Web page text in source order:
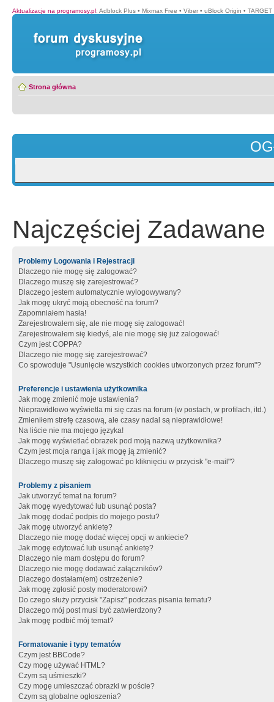
Aktualizacje na programosy.pl: Adblock Plus • Mixmax Free • Viber • uBlock Origin •
Strona główna
Najczęściej Zadawane
Problemy Logowania i Rejestracji
Dlaczego nie mogę się zalogować?
Dlaczego muszę się zarejestrować?
Dlaczego jestem automatycznie wylogowywany?
Jak mogę ukryć moją obecność na forum?
Zapomniałem hasła!
Zarejestrowałem się, ale nie mogę się zalogować!
Zarejestrowałem się kiedyś, ale nie mogę się już zalogować!
Czym jest COPPA?
Dlaczego nie mogę się zarejestrować?
Co spowoduje "Usunięcie wszystkich cookies utworzonych przez forum"?
Preferencje i ustawienia użytkownika
Jak mogę zmienić moje ustawienia?
Nieprawidłowo wyświetla mi się czas na forum (w postach, w profilach, itd.)
Zmieniłem strefę czasową, ale czasy nadal są nieprawidłowe!
Na liście nie ma mojego języka!
Jak mogę wyświetlać obrazek pod moją nazwą użytkownika?
Czym jest moja ranga i jak mogę ją zmienić?
Dlaczego muszę się zalogować po kliknięciu w przycisk "e-mail"?
Problemy z pisaniem
Jak utworzyć temat na forum?
Jak mogę wyedytować lub usunąć posta?
Jak mogę dodać podpis do mojego postu?
Jak mogę utworzyć ankietę?
Dlaczego nie mogę dodać więcej opcji w ankiecie?
Jak mogę edytować lub usunąć ankietę?
Dlaczego nie mam dostępu do forum?
Dlaczego nie mogę dodawać załączników?
Dlaczego dostałam(em) ostrzeżenie?
Jak mogę zgłosić posty moderatorowi?
Do czego służy przycisk "Zapisz" podczas pisania tematu?
Dlaczego mój post musi być zatwierdzony?
Jak mogę podbić mój temat?
Formatowanie i typy tematów
Czym jest BBCode?
Czy mogę używać HTML?
Czym są uśmieszki?
Czy mogę umieszczać obrazki w poście?
Czym są globalne ogłoszenia?